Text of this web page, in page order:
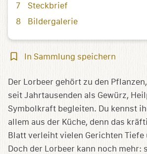
Steckbrief
Bildergalerie
In
speichern
In Sammlung speichern
Der Lorbeer gehört zu den
seit Jahrtausenden als Gewürz,
Symbolkraft begleiten. Du kennst
allem aus der Küche, denn das
Blatt verleiht vielen Gerichten Tiefe
Doch der Lorbeer kann noch mehr: